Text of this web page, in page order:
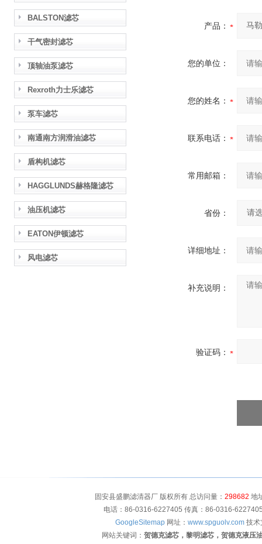
BALSTON滤芯
干气密封滤芯
顶轴油泵滤芯
Rexroth力士乐滤芯
泵车滤芯
南通南方润滑油滤芯
盾构机滤芯
HAGGLUNDS赫格隆滤芯
油压机滤芯
EATON伊顿滤芯
风电滤芯
产品：
您的单位：
您的姓名：
联系电话：
常用邮箱：
省份：
详细地址：
补充说明：
验证码：
固安县盛鹏滤清器厂 版权所有 总访问量： 298682 地
电话：86-0316-6227405 传真：86-0316-
GoogleSitemap 网址： www.spguolv.com 技术
网站关键词： 贺德克滤芯，黎明滤芯，贺德克液压